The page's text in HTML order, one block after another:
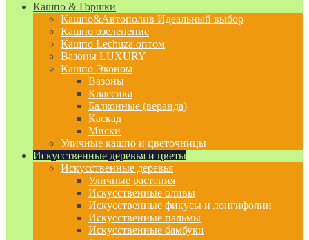
Кашпо & Горшки
Кашпо&Автополив Идеальный выбор
Кашпо озеленение
Кашпо Lechuza оптом
Вазоны LUXURY
Кашпо Эконом
Вазоны
Классика
Балконные (веранда)
Каскад
Миски
Уличные кашпо и цветочницы
Искусственные деревья и цветы
Искусственные деревья
Уличные растения
Искусственные оливы
Искусственные фикусы и лонгифолии
Искусственные пальмы
Искусственные бамбуки